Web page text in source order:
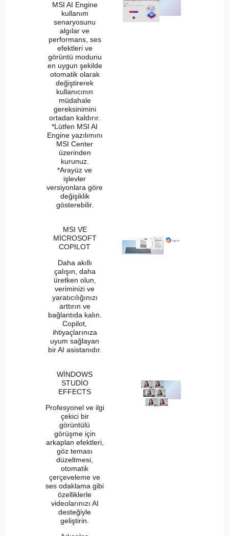
MSI AI Engine
kullanım
senaryosunu
algılar ve
performans, ses
efektleri ve
görüntü modunu
en uygun şekilde
otomatik olarak
değiştirerek
kullanıcının
müdahale
gereksinimini
ortadan kaldırır.
*Lütfen MSI AI
Engine yazılımını
MSI Center
üzerinden
kurunuz.
*Arayüz ve
işlevler
versiyonlara göre
değişiklik
gösterebilir.
MSI VE
MİCROSOFT
COPILOT
Daha akıllı
çalışın, daha
üretken olun,
veriminizi ve
yaratıcılığınızı
arttırın ve
bağlantıda kalın.
Copilot,
ihtiyaçlarınıza
uyum sağlayan
bir AI asistanıdır.
WİNDOWS
STUDİO
EFFECTS
Profesyonel ve ilgi
çekici bir
görüntülü
görüşme için
arkaplan efektleri,
göz teması
düzeltmesi,
otomatik
çerçeveleme ve
ses odaklama gibi
özelliklerle
videolarınızı AI
desteğiyle
geliştirin.